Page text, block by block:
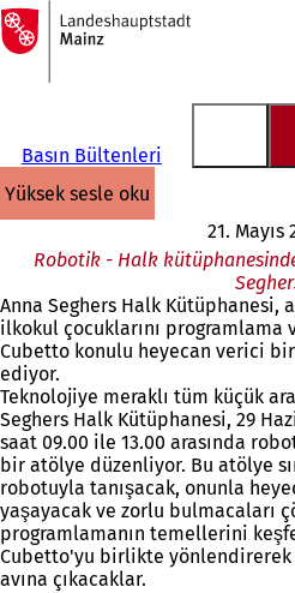
İçeriğe atla
Ana
sayfaya
Basın Bültenleri
yüksek sesle oku
21. Mayıs
Robotik - Halk
Anna Seghers Halk Kütüphanesi,
ilkokul çocuklarını programlama
Cubetto konulu heyecan verici
ediyor.
Teknolojiye meraklı tüm küçük
Seghers Halk Kütüphanesi, 29
saat 09.00 ile 13.00 arasında
bir atölye düzenliyor. Bu atölye
robotuyla tanışacak, onunla
yaşayacak ve zorlu bulmacaları
programlamanın temellerini
Cubetto'yu birlikte
avına çıkacaklar.